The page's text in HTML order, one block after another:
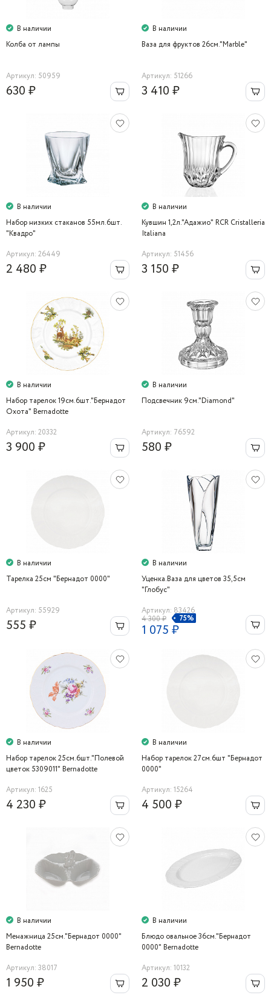
В наличии
Колба от лампы
Артикул: 50959
630 ₽
В наличии
Ваза для фруктов 26см."Marble"
Артикул: 51266
3 410 ₽
В наличии
Набор низких стаканов 55мл.6шт.
"Квадро"
Артикул: 26449
2 480 ₽
В наличии
Кувшин 1,2л."Адажио" RCR Cristalleria
Italiana
Артикул: 51456
3 150 ₽
В наличии
Набор тарелок 19см.6шт."Бернадот
Охота" Bernadotte
Артикул: 20332
3 900 ₽
В наличии
Подсвечник 9см."Diamond"
Артикул: 76592
580 ₽
В наличии
Тарелка 25см "Бернадот 0000"
Артикул: 55929
555 ₽
В наличии
Уценка.Ваза для цветов 35,5cм
"Глобус"
Артикул: 83426
4 300 ₽
75%
1 075 ₽
В наличии
Набор тарелок 25см.6шт."Полевой
цветок 5309011" Bernadotte
Артикул: 1625
4 230 ₽
В наличии
Набор тарелок 27см.6шт "Бернадот
0000"
Артикул: 15264
4 500 ₽
В наличии
Менажница 25см."Бернадот 0000"
Bernadotte
Артикул: 38017
1 950 ₽
В наличии
Блюдо овальное 36см."Бернадот
0000" Bernadotte
Артикул: 10132
2 030 ₽